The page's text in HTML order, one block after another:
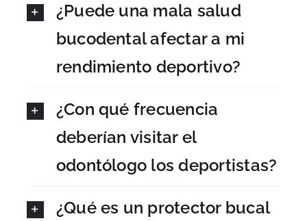
¿Puede una mala salud
bucodental afectar a mi
rendimiento deportivo?
¿Con qué frecuencia
deberían visitar el
odontólogo los deportistas?
¿Qué es un protector bucal